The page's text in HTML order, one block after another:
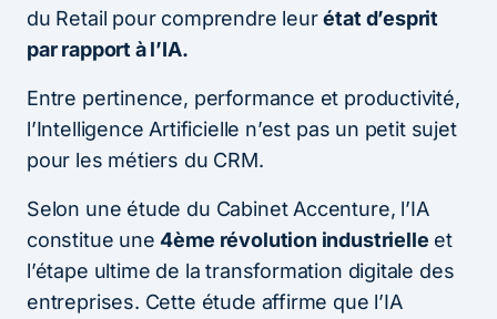
du Retail pour comprendre leurétat d’esprit
par rapport à l’IA.
Entre pertinence, performance et productivité,
l’Intelligence Artificielle n’est pas un petit sujet
pour les métiers du CRM.
Selon une étude du Cabinet Accenture, l’IA
constitue une4ème révolution industrielle et
l’étape ultime de la transformation digitale des
entreprises. Cette étude affirme que l’IA